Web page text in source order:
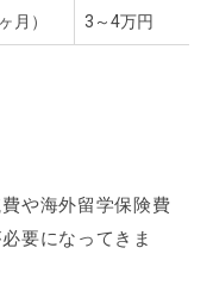
月） 3～4万円
や海外留学保険費
要になってきま